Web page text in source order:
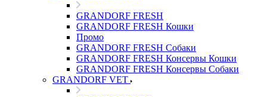
GRANDORF FRESH
GRANDORF FRESH Кошки
Промо
GRANDORF FRESH Собаки
GRANDORF FRESH Консервы Кошки
GRANDORF FRESH Консервы Собаки
GRANDORF VET